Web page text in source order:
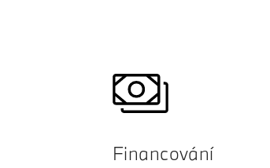
Financování